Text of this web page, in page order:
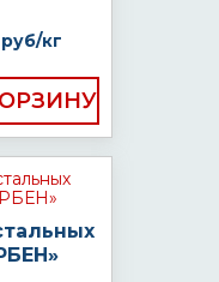
руб/кг